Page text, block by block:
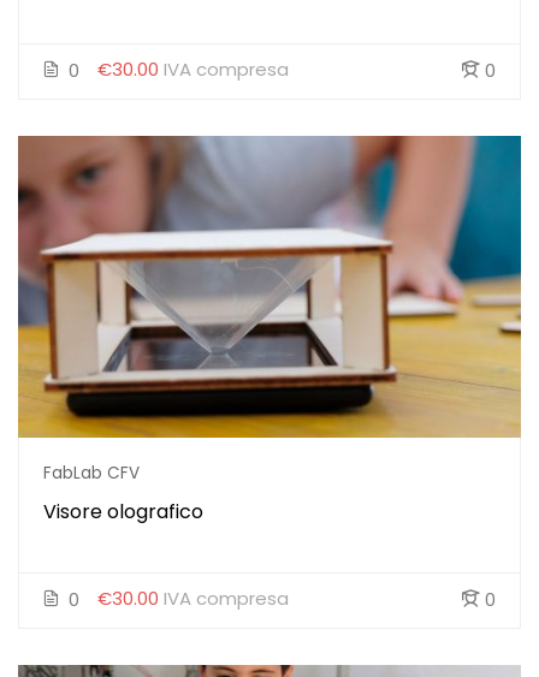
0 0
€30.00 IVA compresa
FabLab CFV
Visore olografico
0 0
€30.00 IVA compresa